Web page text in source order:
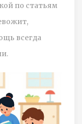
по статьям
всегда